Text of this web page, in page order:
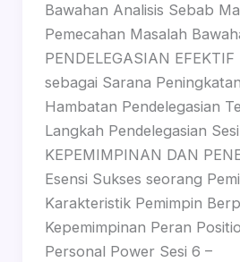
Bawahan Analisis Sebab
Pemecahan Masalah
PENDELEGASIAN
sebagai Sarana
Hambatan Pendelegasian
Langkah Pendelegasian
KEPEMIMPINAN DAN
Esensi Sukses seorang
Karakteristik Pemimpin
Kepemimpinan Peran
Personal Power Sesi 6 –